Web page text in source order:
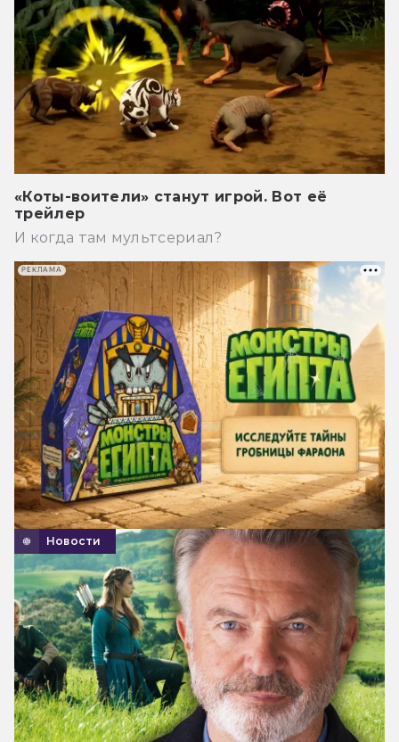
«Коты-воители» станут игрой. Вот её
трейлер
И когда там мультсериал?
Новости
РЕКЛАМА